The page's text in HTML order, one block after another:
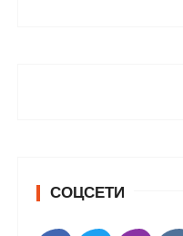
СОЦСЕТИ